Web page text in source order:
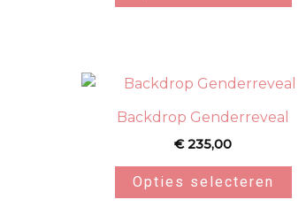
Backdrop Genderreveal
€235,00
Opties selecteren